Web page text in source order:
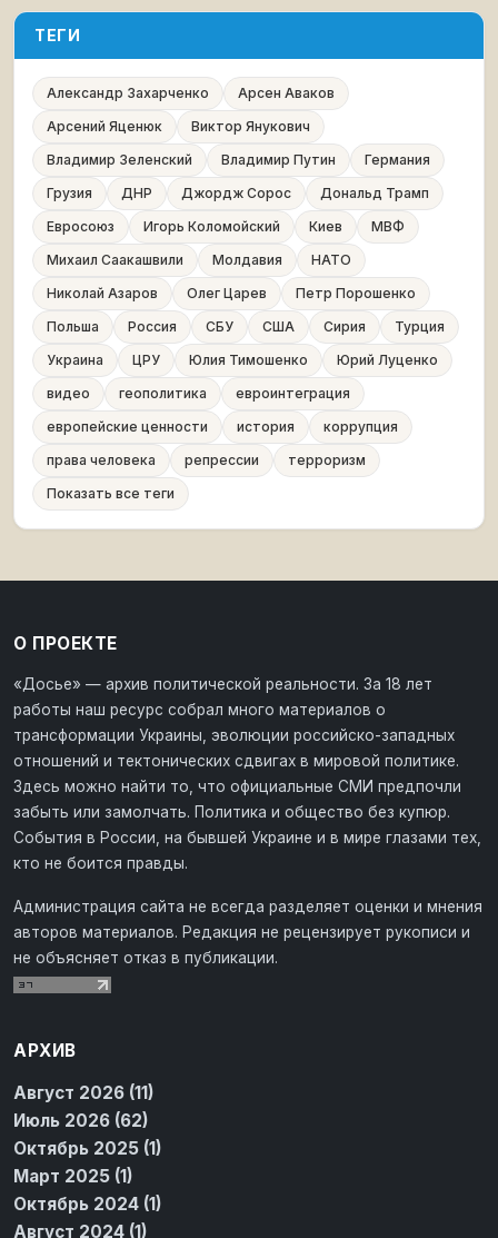
ТЕГИ
Александр Захарченко
Арсен Аваков
Арсений Яценюк
Виктор Янукович
Владимир Зеленский
Владимир Путин
Германия
Грузия
ДНР Джордж Сорос
Дональд Трамп
Евросоюз
Игорь Коломойский Киев
МВФ
Михаил Саакашвили
Молдавия
НАТО
Николай Азаров
Олег Царев
Петр Порошенко
Польша
Россия СБУ США Сирия
Турция
Украина
ЦРУ Юлия Тимошенко
Юрий Луценко
видео
геополитика
евроинтеграция
европейские ценности
история
коррупция
права человека
репрессии
терроризм
Показать все теги
О ПРОЕКТЕ
«Досье» — архив политической реальности. За 18 лет
работы наш ресурс собрал много материалов о
трансформации Украины, эволюции российско-западных
отношений и тектонических сдвигах в мировой политике.
Здесь можно найти то, что официальные СМИ предпочли
забыть или замолчать. Политика и общество без купюр.
События в России, на бывшей Украине и в мире глазами тех,
кто не боится правды.
Администрация сайта не всегда разделяет оценки и мнения
авторов материалов. Редакция не рецензирует рукописи и
не объясняет отказ в публикации.
АРХИВ
Август 2026 (11)
Июль 2026 (62)
Октябрь 2025 (1)
Март 2025 (1)
Октябрь 2024 (1)
Август 2024 (1)